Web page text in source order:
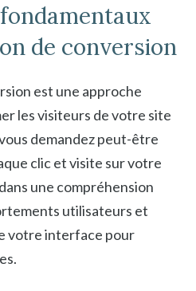
de conversion
est une approche
les visiteurs de votre site
demandez peut-être
clic et visite sur votre
une compréhension
utilisateurs et
votre interface pour